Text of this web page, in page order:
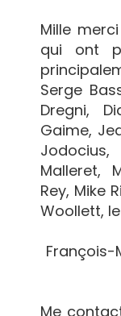
Mille
qui ont
Serge
Dregni,
Gaime,
Jodocius,
Malleret,
Rey, Mike
Woollett,
François-
Me